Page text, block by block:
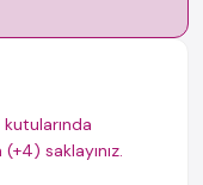
saklayınız.